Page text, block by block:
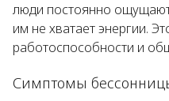
люди постоянно
им не хватает энергии.
работоспособности и
Симптомы